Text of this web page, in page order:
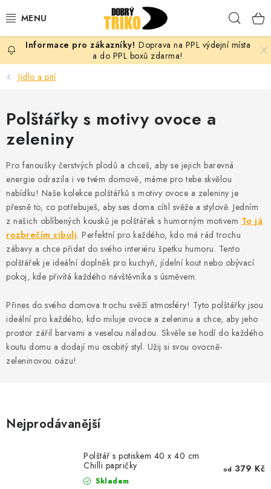
na
PRO ŽENY
PRO MUŽE
PRO DĚTI
DOPLŇKY
PRO PÁRY
VLASTNÍ MOTIV
TRIČKA
MIKINY
OKAMŽITĚ K ODBĚRU
B2B
MÁM SRDCE POMÁHÁM
PROVIZNÍ SYSTÉM
Časté otázky
Doprava a platba
Obchodní podmínky
Doprava na PPL výdejní místa
a do PPL boxů zdarma!
Jídlo a pití
Polštářky s motivy ovoce a
zeleniny
Pro fanoušky čerstvých plodů a chceš, aby se jejich barevná
energie odrazila i ve tvém domově, máme pro tebe skvělou
nabídku! Naše kolekce polštářků s motivy ovoce a zeleniny je
přesně to, co potřebuješ, aby ses doma cítil svěže a stylově. Jedním
z našich oblíbených kousků je polštářek s humorným motivem To já
rozbrečím cibuli. Perfektní pro každého, kdo má rád trochu
zábavy a chce přidat do svého interiéru špetku humoru. Tento
polštářek je ideální doplněk pro kuchyň, jídelní kout nebo obývací
pokoj, kde přivítá každého návštěvníka s úsměvem.
Přines do svého domova trochu svěží atmosféry! Tyto polštářky jsou
ideální pro každého, kdo miluje ovoce a zeleninu a chce, aby jeho
prostor zářil barvami a veselou náladou. Skvěle se hodí do každého
koutu domu a dodají mu osobitý styl. Užij si svou ovocně-
zeleninovou oázu!
Nejprodávanější
Polštář s potiskem 40 x 40 cm
Chilli papričky
Skladem
od 379 Kč